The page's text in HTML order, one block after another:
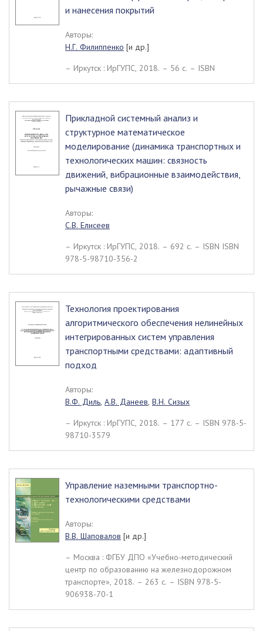
и нанесения покрытий
Авторы:
Н.Г. Филиппенко [и др.]
– Иркутск : ИрГУПС, 2018. – 56 c. – ISBN
Прикладной системный анализ и
структурное математическое
моделирование (динамика транспортных и
технологических машин: связность
движений, вибрационные взаимодействия,
рычажные связи)
Авторы:
С.В. Елисеев
– Иркутск : ИрГУПС, 2018. – 692 c. – ISBN ISBN
978-5-98710-356-2
Технология проектирования
алгоритмического обеспечения нелинейных
интегрированных систем управления
транспортными средствами: адаптивный
подход
Авторы:
В.Ф. Диль, А.В. Данеев, В.Н. Сизых
– Иркутск : ИрГУПС, 2018. – 177 c. – ISBN 978-5-
98710-3579
Управление наземными транспортно-
технологическими средствами
Авторы:
В.В. Шаповалов [и др.]
– Москва : ФГБУ ДПО «Учебно-методический
центр по образованию на железнодорожном
транспорте», 2018. – 263 c. – ISBN 978-5-
906938-70-1